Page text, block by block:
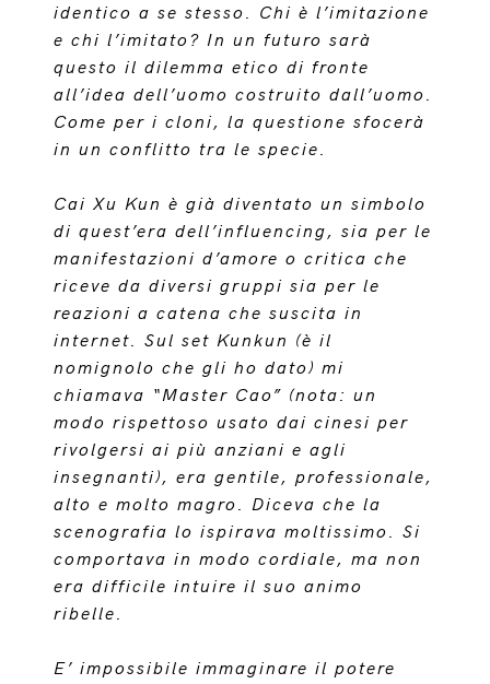
identico a se stesso. Chi è l’imitazione
e chi l’imitato? In un futuro sarà
questo il dilemma etico di fronte
all’idea dell’uomo costruito dall’uomo.
Come per i cloni, la questione sfocerà
in un conflitto tra le specie.
Cai Xu Kun è già diventato un simbolo
di quest’era dell’influencing, sia per le
manifestazioni d’amore o critica che
riceve da diversi gruppi sia per le
reazioni a catena che suscita in
internet. Sul set Kunkun (è il
nomignolo che gli ho dato) mi
chiamava “Master Cao” (nota: un
modo rispettoso usato dai cinesi per
rivolgersi ai più anziani e agli
insegnanti), era gentile, professionale,
alto e molto magro. Diceva che la
scenografia lo ispirava moltissimo. Si
comportava in modo cordiale, ma non
era difficile intuire il suo animo
ribelle.
E’ impossibile immaginare il potere